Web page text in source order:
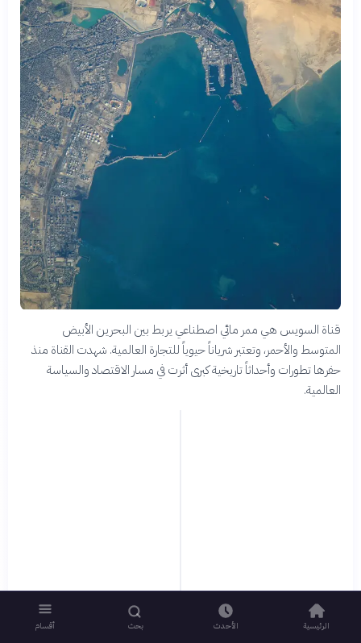
قناة السويس هي ممر مائي اصطناعي يربط بين البحرين الأبيض
المتوسط والأحمر، وتعتبر شرياناً حيوياً للتجارة العالمية. شهدت القناة منذ
حفرها تطورات وأحداثاً تاريخية كبرى أثرت في مسار الاقتصاد والسياسة
العالمية.
الرئيسية الأحدث بحث أقسام